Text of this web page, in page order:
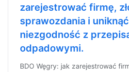
zarejestrować firmę,
sprawozdania i
niezgodność z
odpadowymi.
BDO Węgry: jak zarejestrować